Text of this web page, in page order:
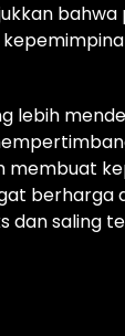
lebih
membuat
berharga
dan saling